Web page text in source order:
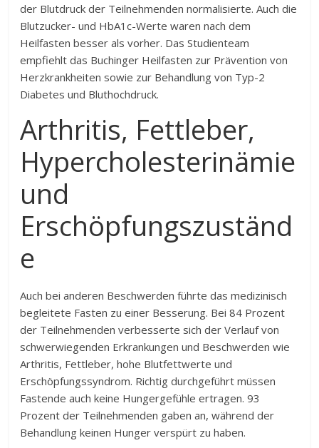
der Blutdruck der Teilnehmenden normalisierte. Auch die
Blutzucker- und HbA1c-Werte waren nach dem
Heilfasten besser als vorher. Das Studienteam
empfiehlt das Buchinger Heilfasten zur Prävention von
Herzkrankheiten sowie zur Behandlung von Typ-2
Diabetes und Bluthochdruck.
Arthritis, Fettleber,
Hypercholesterinämie
und
Erschöpfungszuständ
e
Auch bei anderen Beschwerden führte das medizinisch
begleitete Fasten zu einer Besserung. Bei 84 Prozent
der Teilnehmenden verbesserte sich der Verlauf von
schwerwiegenden Erkrankungen und Beschwerden wie
Arthritis, Fettleber, hohe Blutfettwerte und
Erschöpfungssyndrom. Richtig durchgeführt müssen
Fastende auch keine Hungergefühle ertragen. 93
Prozent der Teilnehmenden gaben an, während der
Behandlung keinen Hunger verspürt zu haben.